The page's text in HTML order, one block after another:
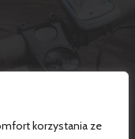
korzystania ze